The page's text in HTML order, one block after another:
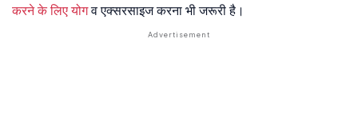
करने के लिए योगव एक्सरसाइज करना भी जरूरी है।